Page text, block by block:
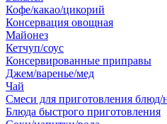
Кофе/какао/цикорий
Консервация овощная
Майонез
Кетчуп/соус
Консервированные приправы
Джем/варенье/мед
Чай
Смеси для приготовления блюд/
Блюда быстрого приготовления